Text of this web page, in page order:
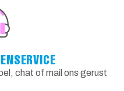
chat of mail ons gerust